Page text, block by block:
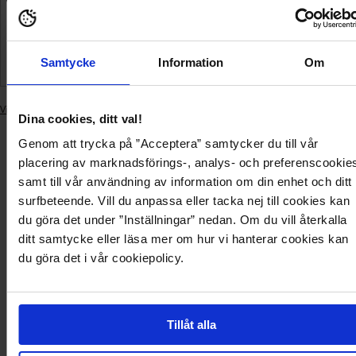
Samtycke Information Om
Dina cookies, ditt val!
Genom att trycka på ”Acceptera” samtycker du till vår
placering av marknadsförings-, analys- och
samt till vår användning av information om din enhet och ditt
surfbeteende. Vill du anpassa eller tacka nej till cookies kan
du göra det under ”Inställningar” nedan. Om du vill återkalla
ditt samtycke eller läsa mer om hur vi hanterar cookies kan
du göra det i vår cookiepolicy.
Tillåt alla
Smidiga betalningar
Visa liknande produkter
Lägger
produkt
varukorgen
Produktbeskrivning Produktdetaljer
Leverans
och
betalning
Snygg loafer från ONLY.
- Tidlös design
Produktbeskrivning
Snygg loafer från ONLY.